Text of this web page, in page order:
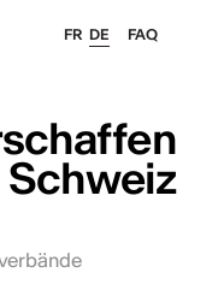
FAQ
FR DE
Schweiz